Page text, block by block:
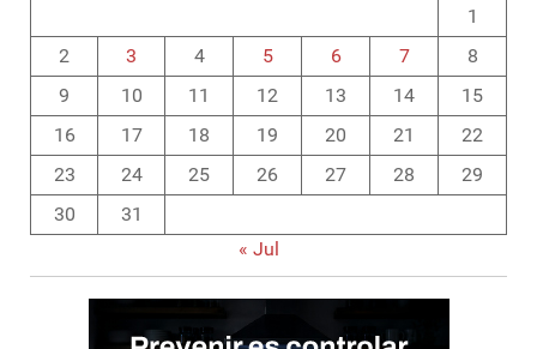
1
2
3 4 5 6 7
8
9
10 11 12 13 14
15
16
17 18 19 20 21
22
23
24 25 26 27 28
29
30
31
« Jul